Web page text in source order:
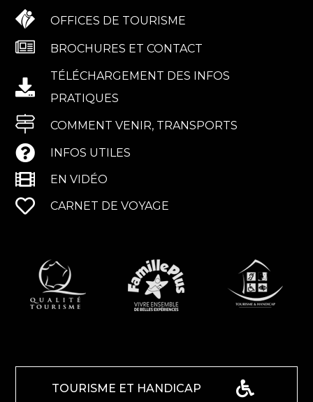
OFFICES DE TOURISME
BROCHURES ET CONTACT
TÉLÉCHARGEMENT DES INFOS
PRATIQUES
COMMENT VENIR, TRANSPORTS
INFOS UTILES
EN VIDÉO
CARNET DE VOYAGE
TOURISME ET HANDICAP